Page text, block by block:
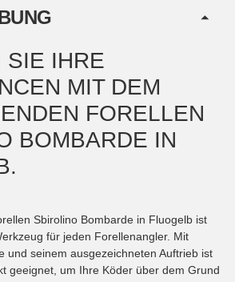
SIE IHRE
MIT DEM
FORELLEN
BOMBARDE IN
Sbirolino Bombarde in Fluogelb ist
für jeden Forellenangler. Mit
und seinem ausgezeichneten Auftrieb ist
geeignet, um Ihre Köder über dem Grund